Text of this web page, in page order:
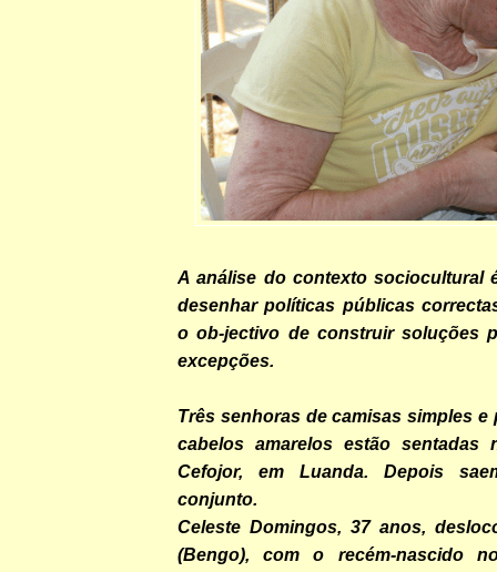
A análise do contexto sociocultural
desenhar políticas públicas
o ob-jectivo de construir soluções
excepções.
Três senhoras de camisas simples e
cabelos amarelos estão sentadas
Cefojor, em Luanda. Depois
conjunto.
Celeste Domingos, 37 anos,
(Bengo), com o recém-nascido